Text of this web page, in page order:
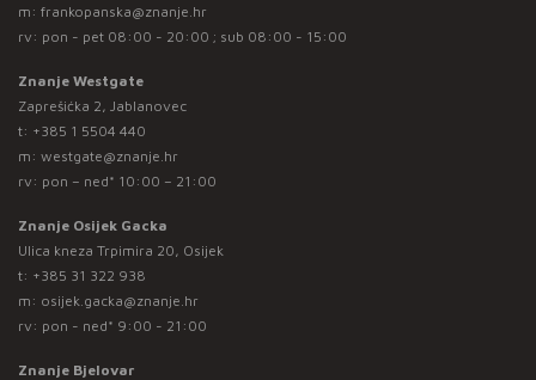
m: frankopanska@znanje.hr
rv: pon - pet 08:00 - 20:00 ; sub 08:00 - 15:00
Znanje Westgate
Zaprešićka 2, Jablanovec
t: +385 1 5504 440
m: westgate@znanje.hr
rv: pon – ned* 10:00 – 21:00
Znanje Osijek Gacka
Ulica kneza Trpimira 20, Osijek
t: +385 31 322 938
m: osijek.gacka@znanje.hr
rv: pon - ned* 9:00 - 21:00
Znanje Bjelovar